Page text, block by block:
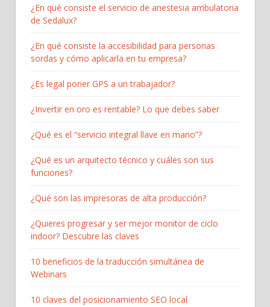
¿En qué consiste el servicio de anestesia ambulatoria
de Sedalux?
¿En qué consiste la accesibilidad para personas
sordas y cómo aplicarla en tu empresa?
¿Es legal poner GPS a un trabajador?
¿Invertir en oro es rentable? Lo que debes saber
¿Qué es el “servicio integral llave en mano”?
¿Qué es un arquitecto técnico y cuáles son sus
funciones?
¿Qué son las impresoras de alta producción?
¿Quieres progresar y ser mejor monitor de ciclo
indoor? Descubre las claves
10 beneficios de la traducción simultánea de
Webinars
10 claves del posicionamiento SEO local